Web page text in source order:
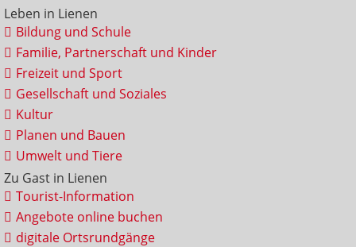
Leben in Lienen
Bildung und Schule
Familie, Partnerschaft und Kinder
Freizeit und Sport
Gesellschaft und Soziales
Kultur
Planen und Bauen
Umwelt und Tiere
Zu Gast in Lienen
Tourist-Information
Angebote online buchen
digitale Ortsrundgänge